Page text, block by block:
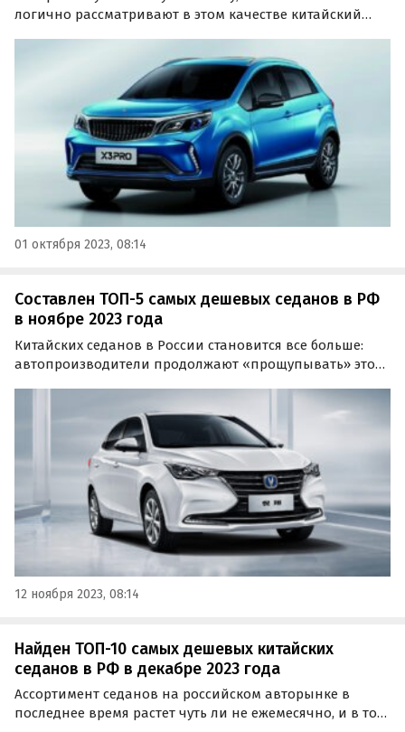
логично рассматривают в этом качестве китайский
автопроизводителей из Поднебесной, портал
«Автоновости дня» составил свежий рейтинг самых
доступных китайских…
01 октября 2023, 08:14
Составлен ТОП-5 самых дешевых седанов в РФ
в ноябре 2023 года
Китайских седанов в России становится все больше:
автопроизводители продолжают «прощупывать» этот
свои альтернативы того, к чему они привыкли.
12 ноября 2023, 08:14
Найден ТОП-10 самых дешевых китайских
седанов в РФ в декабре 2023 года
Ассортимент седанов на российском авторынке в
последнее время растет чуть ли не ежемесячно, и в том